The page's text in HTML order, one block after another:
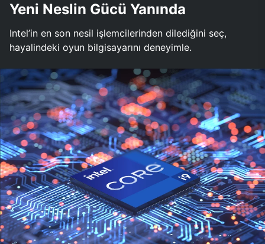
Yeni Neslin Gücü Yanında
Intel’in en son nesil işlemcilerinden dilediğini seç,
hayalindeki oyun bilgisayarını deneyimle.